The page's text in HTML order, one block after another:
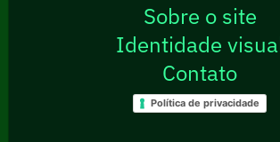
Sobre o site
Identidade
Contato
Política de privacidade